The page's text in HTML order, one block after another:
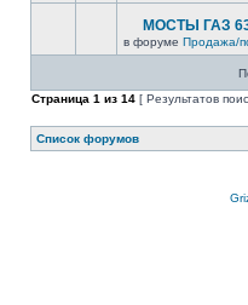
МОСТЫ ГАЗ
в форуме Продажа/
Страница 1 из 14 [ Результатов
Список форумов